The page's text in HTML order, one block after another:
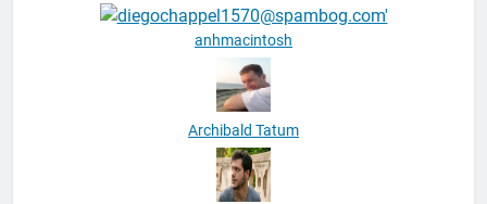
anhmacintosh
Archibald Tatum